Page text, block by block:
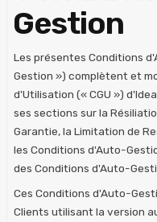
Gestion
Les présentes Conditions
Gestion ») complètent et
d'Utilisation (« CGU »)
ses sections sur la
Garantie, la Limitation de
les Conditions d'Auto-
des Conditions d'Auto-
Ces Conditions d'Auto-
Clients utilisant la version